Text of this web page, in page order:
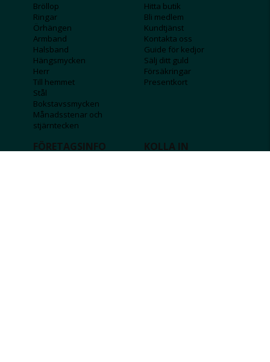
Bröllop
Ringar
Örhängen
Armband
Halsband
Hängsmycken
Herr
Till hemmet
Stål
Bokstavssmycken
Månadsstenar och
stjärntecken
Hitta butik
Bli medlem
Kundtjänst
Kontakta oss
Guide för kedjor
Sälj ditt guld
Försäkringar
Presentkort
FÖRETAGSINFO KOLLA IN